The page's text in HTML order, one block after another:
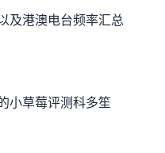
及港澳电台频率汇总
小草莓评测科多笙